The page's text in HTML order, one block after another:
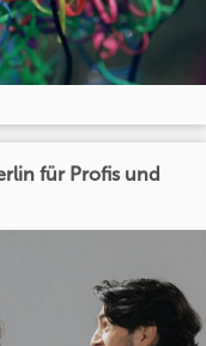
für Profis und